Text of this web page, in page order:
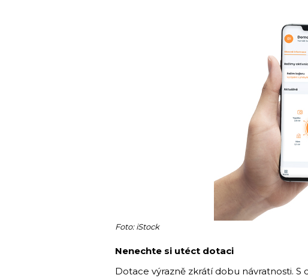
Foto: iStock
Nenechte si utéct dotaci
Dotace výrazně zkrátí dobu návratnosti.